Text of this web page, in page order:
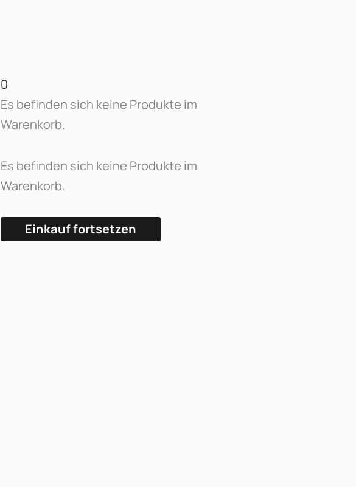
0
Es befinden sich keine Produkte im
Warenkorb.
Es befinden sich keine Produkte im
Warenkorb.
Einkauf fortsetzen